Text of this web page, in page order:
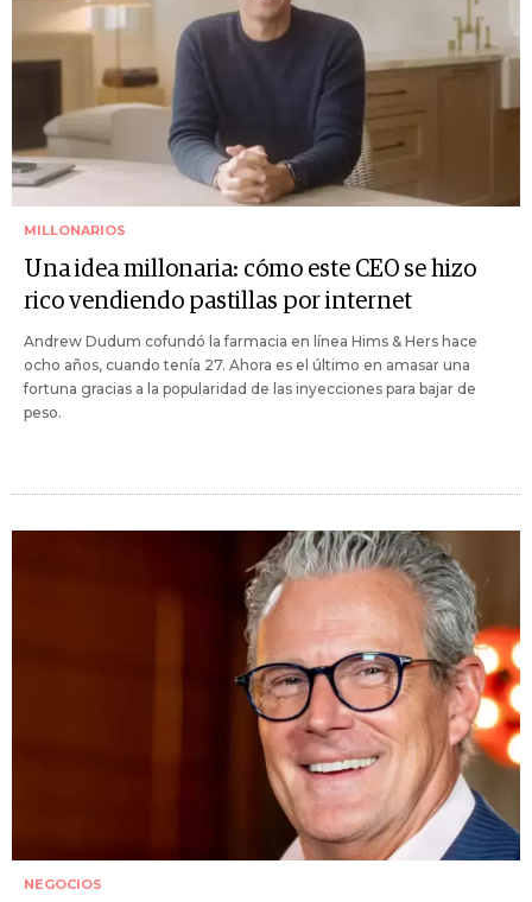
MILLONARIOS
Una idea millonaria: cómo este CEO se hizo
rico vendiendo pastillas por internet
Andrew Dudum cofundó la farmacia en línea Hims & Hers hace
ocho años, cuando tenía 27. Ahora es el último en amasar una
fortuna gracias a la popularidad de las inyecciones para bajar de
peso.
NEGOCIOS